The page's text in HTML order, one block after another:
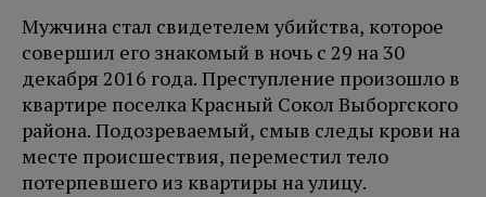
Мужчина стал свидетелем убийства, которое
совершил его знакомый в ночь с 29 на 30
декабря 2016 года. Преступление произошло в
квартире поселка Красный Сокол Выборгского
района. Подозреваемый, смыв следы крови на
месте происшествия, переместил тело
потерпевшего из квартиры на улицу.